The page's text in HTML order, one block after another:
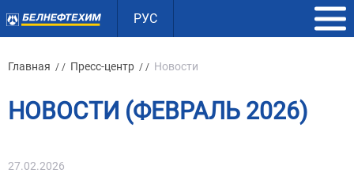
РУС
Главная / / Пресс-центр / / Новости
НОВОСТИ (ФЕВРАЛЬ 2026)
27.02.2026